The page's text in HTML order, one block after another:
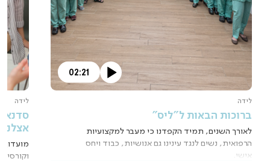
02:21
לידה
ברוכות הבאות ל"ליס"
לאורך השנים, תמיד הקפדנו כי מעבר למקצועיות
הרפואית, נשים לנגד עינינו גם אנושיות, כבוד ויחס
אישי.
לידה